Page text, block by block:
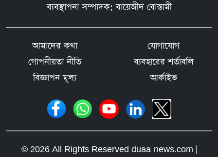
ব্যবস্থাপনা সম্পাদক: বায়েজীদ বোস্তামী
আমাদের কথা
যোগাযোগ
গোপনীয়তা নীতি
ব্যবহারের শর্তাবলি
বিজ্ঞাপন মূল্য
আর্কাইভ
© 2026 All Rights Reserved duaa-news.com |